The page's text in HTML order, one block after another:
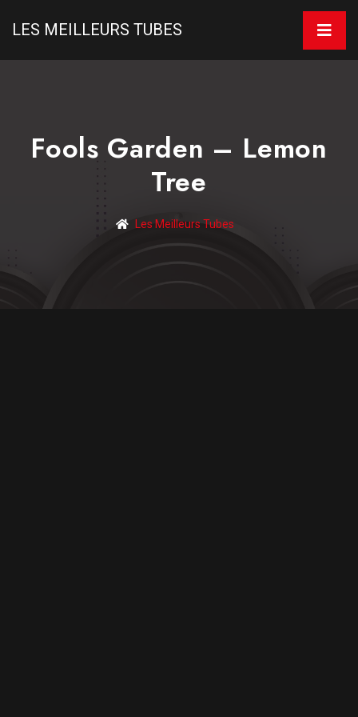
LES MEILLEURS TUBES
Fools Garden – Lemon
Tree
Les Meilleurs Tubes